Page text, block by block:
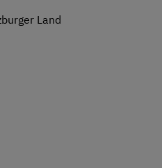
Land